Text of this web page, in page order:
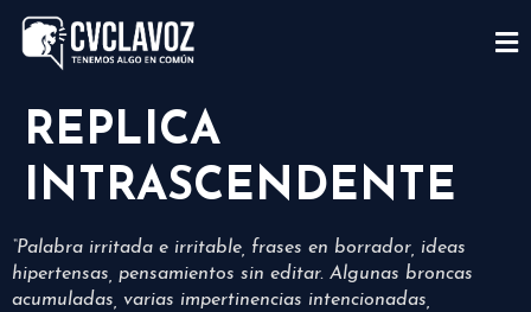
REPLICA
INTRASCENDENTE
“Palabra irritada e irritable, frases en borrador, ideas
hipertensas, pensamientos sin editar. Algunas broncas
acumuladas, varias impertinencias intencionadas,